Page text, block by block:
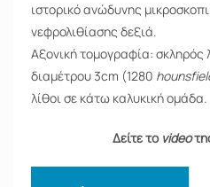
ιστορικό ανώδυνης
νεφρολιθίασης δεξιά.
Aξονική τομογραφία: σκληρός
διαμέτρου 3cm (1280
λίθοι σε κάτω καλυκική ομάδα.
Δείτε το video